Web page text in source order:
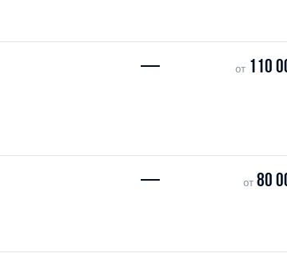
— от 110
— от 80